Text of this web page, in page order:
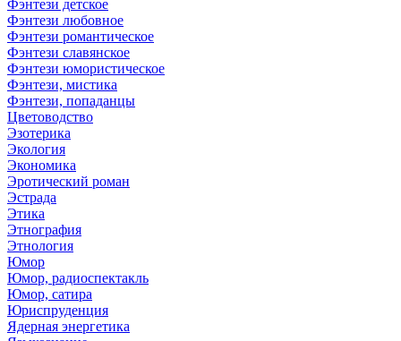
Фэнтези детское
Фэнтези любовное
Фэнтези романтическое
Фэнтези славянское
Фэнтези юмористическое
Фэнтези, мистика
Фэнтези, попаданцы
Цветоводство
Эзотерика
Экология
Экономика
Эротический роман
Эстрада
Этика
Этнография
Этнология
Юмор
Юмор, радиоспектакль
Юмор, сатира
Юриспруденция
Ядерная энергетика